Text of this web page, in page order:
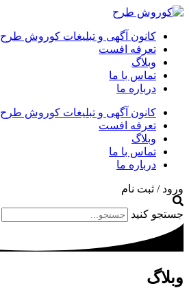
کانون آگهی و تبلیغات کوروش طرح
تعرفه افست
وبلاگ
تماس با ما
درباره ما
کانون آگهی و تبلیغات کوروش طرح
تعرفه افست
وبلاگ
تماس با ما
درباره ما
ورود / ثبت نام
جستجو کنید
وبلاگ